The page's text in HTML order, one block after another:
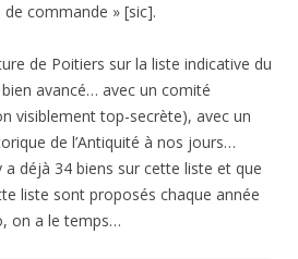
commande » [sic].
de Poitiers sur la liste indicative du
avancé… avec un comité
visiblement top-secrète), avec un
de l’Antiquité à nos jours…
a déjà 34 biens sur cette liste et que
liste sont proposés chaque année
on a le temps…